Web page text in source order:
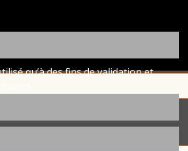
qu’à des fins de validation et